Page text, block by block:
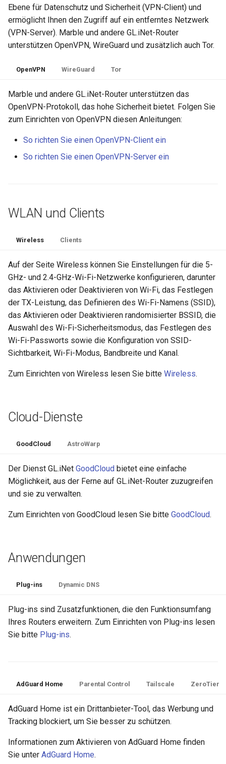
Ebene für Datenschutz und Sicherheit (VPN-Client) und
ermöglicht Ihnen den Zugriff auf ein entferntes Netzwerk
(VPN-Server). Marble und andere GL.iNet-Router
unterstützen OpenVPN, WireGuard und zusätzlich auch Tor.
OpenVPN WireGuard Tor
Marble und andere GL.iNet-Router unterstützen das
OpenVPN-Protokoll, das hohe Sicherheit bietet. Folgen Sie
zum Einrichten von OpenVPN diesen Anleitungen:
So richten Sie einen OpenVPN-Client ein
So richten Sie einen OpenVPN-Server ein
WLAN und Clients
Wireless Clients
Auf der Seite Wireless können Sie Einstellungen für die 5-
GHz- und 2.4-GHz-Wi-Fi-Netzwerke konfigurieren, darunter
das Aktivieren oder Deaktivieren von Wi-Fi, das Festlegen
der TX-Leistung, das Definieren des Wi-Fi-Namens (SSID),
das Aktivieren oder Deaktivieren randomisierter BSSID, die
Auswahl des Wi-Fi-Sicherheitsmodus, das Festlegen des
Wi-Fi-Passworts sowie die Konfiguration von SSID-
Sichtbarkeit, Wi-Fi-Modus, Bandbreite und Kanal.
Zum Einrichten von Wireless lesen Sie bitte Wireless.
Cloud-Dienste
GoodCloud AstroWarp
Der Dienst GL.iNet GoodCloud bietet eine einfache
Möglichkeit, aus der Ferne auf GL.iNet-Router zuzugreifen
und sie zu verwalten.
Zum Einrichten von GoodCloud lesen Sie bitte GoodCloud.
Anwendungen
Plug-ins Dynamic DNS
Plug-ins sind Zusatzfunktionen, die den Funktionsumfang
Ihres Routers erweitern. Zum Einrichten von Plug-ins lesen
Sie bitte Plug-ins.
AdGuard Home Parental Control Tailscale ZeroTier
AdGuard Home ist ein Drittanbieter-Tool, das Werbung und
Tracking blockiert, um Sie besser zu schützen.
Informationen zum Aktivieren von AdGuard Home finden
Sie unter AdGuard Home.